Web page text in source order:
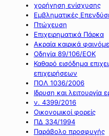
χορήγηση ενίσχυσης
Εμβληματικές
Πτώχευση
Επιχειρηματικά Πάρκα
Ακραία καιρικά
Οδηγία 89/106/ΕΟΚ
Καθαρό εισόδημα
επιχειρήσεων
ΠΟΛ 1036/2006
Ιδρυση και λειτουργία
ν. 4399/2016
Οικονομικοί φορείς
ΠΔ 334/1994
Παράβολο προσφυγής